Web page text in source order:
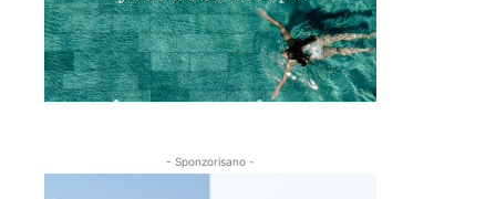
- Sponzorisano -